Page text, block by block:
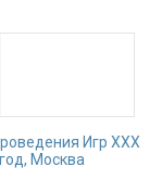
Игр XXX
Москва